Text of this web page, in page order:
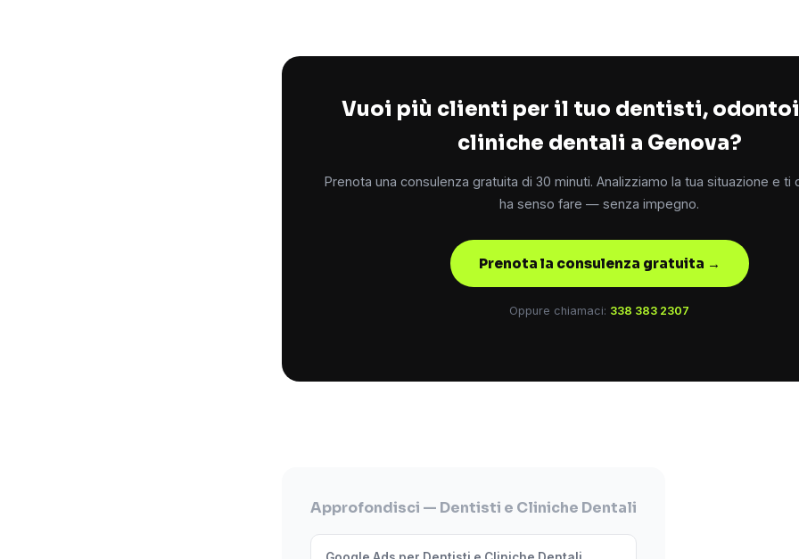
Vuoi più clienti per il tuo dentisti,
cliniche dentali a Genova?
Prenota una consulenza gratuita di 30 minuti. Analizziamo la tua situazione e ti
ha senso fare — senza impegno.
Prenota la consulenza gratuita →
Oppure chiamaci: 338 383 2307
Approfondisci — Dentisti e Cliniche Dentali